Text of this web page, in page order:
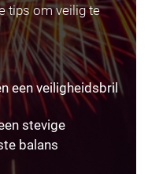
tips om veilig te
een veiligheidsbril
stevige
balans